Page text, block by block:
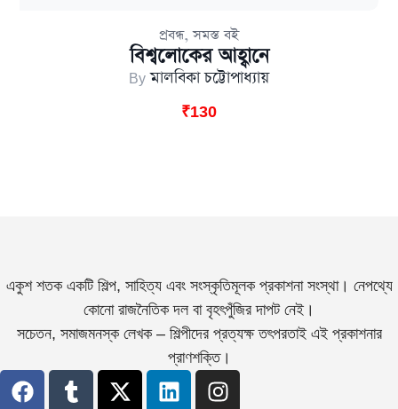
প্রবন্ধ,সমস্ত বই
বিশ্বলোকের আহ্বানে
Byমালবিকা চট্টোপাধ্যায়
₹130
একুশ শতক একটি শিল্প, সাহিত্য এবং সংস্কৃতিমূলক প্রকাশনা সংস্থা। নেপথ্যে
কোনো রাজনৈতিক দল বা বৃহৎপুঁজির দাপট নেই।
সচেতন, সমাজমনস্ক লেখক – শিল্পীদের প্রত্যক্ষ তৎপরতাই এই প্রকাশনার
প্রাণশক্তি।